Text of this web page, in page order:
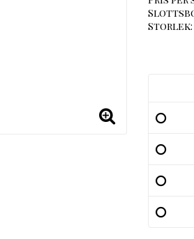
Storlek: